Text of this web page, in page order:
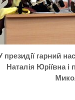
президії гарний
Наталія Юріївна